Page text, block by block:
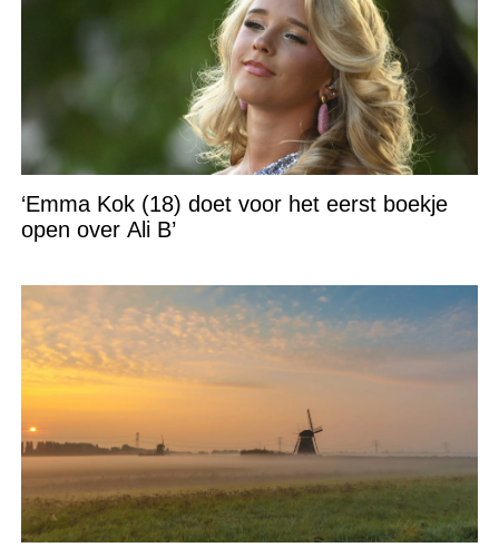
‘Emma Kok (18) doet voor het eerst boekje
open over Ali B’